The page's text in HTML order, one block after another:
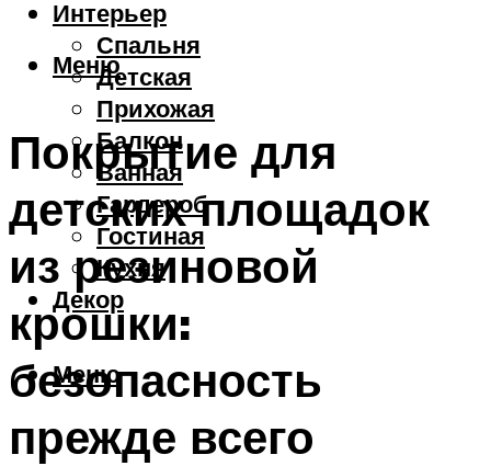
Интерьер
Спальня
Детская
Прихожая
Балкон
Ванная
Гардероб
Гостиная
Кухня
Декор
Меню
Меню
Покрытие для
детских площадок
из резиновой
крошки:
безопасность
прежде всего